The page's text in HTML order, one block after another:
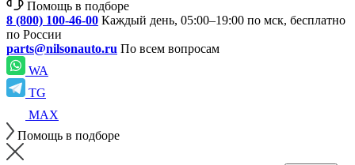
Помощь в подборе
8 (800) 100-46-00 Каждый день, 05:00–19:00 по мск, бесплатно
по России
parts@nilsonauto.ru По всем вопросам
WA
TG
MAX
Помощь в подборе